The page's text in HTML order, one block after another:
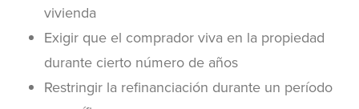
vivienda
Exigir que el comprador viva en la propiedad
durante cierto número de años
Restringir la refinanciación durante un período